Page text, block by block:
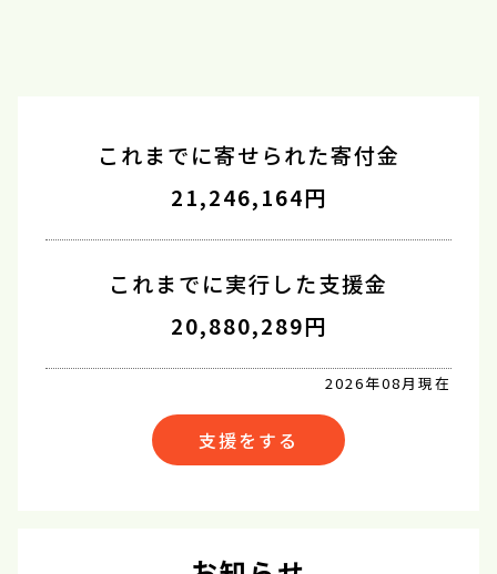
これまでに寄せられた寄付金
21,246,164円
これまでに実行した支援金
20,880,289円
2026年08月現在
支援をする